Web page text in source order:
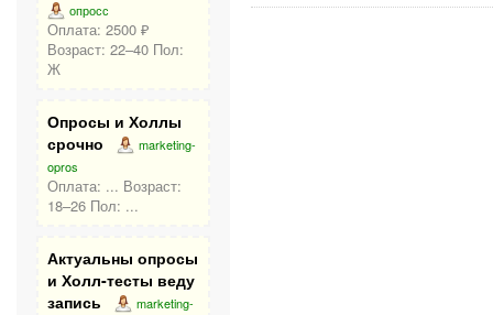
опросс
Оплата: 2500 ₽
Возраст: 22–40 Пол:
Ж
Опросы и Холлы
срочно
marketing-
opros
Оплата: ... Возраст:
18–26 Пол: ...
Актуальны опросы
и Холл-тесты веду
запись
marketing-